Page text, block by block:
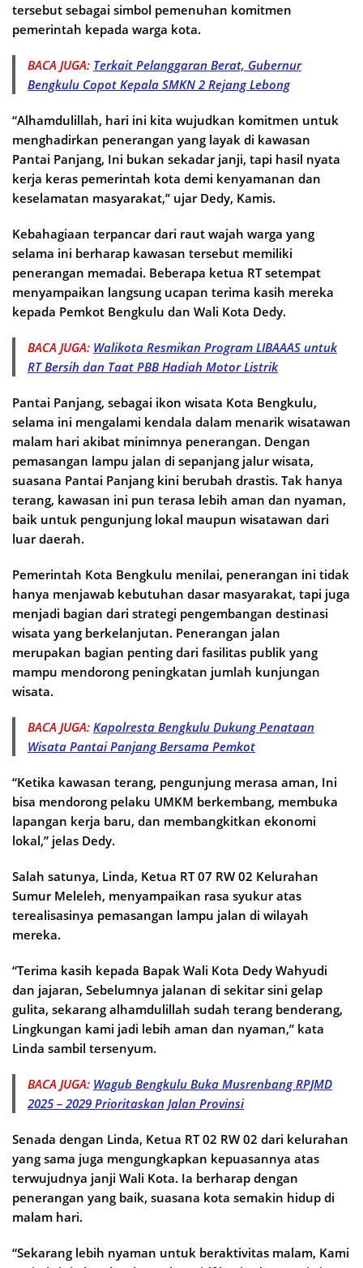
tersebut sebagai simbol pemenuhan komitmen
pemerintah kepada warga kota.
BACA JUGA: Terkait Pelanggaran Berat, Gubernur
Bengkulu Copot Kepala SMKN 2 Rejang Lebong
“Alhamdulillah, hari ini kita wujudkan komitmen untuk
menghadirkan penerangan yang layak di kawasan
Pantai Panjang, Ini bukan sekadar janji, tapi hasil nyata
kerja keras pemerintah kota demi kenyamanan dan
keselamatan masyarakat,” ujar Dedy, Kamis.
Kebahagiaan terpancar dari raut wajah warga yang
selama ini berharap kawasan tersebut memiliki
penerangan memadai. Beberapa ketua RT setempat
menyampaikan langsung ucapan terima kasih mereka
kepada Pemkot Bengkulu dan Wali Kota Dedy.
BACA JUGA: Walikota Resmikan Program LIBAAAS untuk
RT Bersih dan Taat PBB Hadiah Motor Listrik
Pantai Panjang, sebagai ikon wisata Kota Bengkulu,
selama ini mengalami kendala dalam menarik wisatawan
malam hari akibat minimnya penerangan. Dengan
pemasangan lampu jalan di sepanjang jalur wisata,
suasana Pantai Panjang kini berubah drastis. Tak hanya
terang, kawasan ini pun terasa lebih aman dan nyaman,
baik untuk pengunjung lokal maupun wisatawan dari
luar daerah.
Pemerintah Kota Bengkulu menilai, penerangan ini tidak
hanya menjawab kebutuhan dasar masyarakat, tapi juga
menjadi bagian dari strategi pengembangan destinasi
wisata yang berkelanjutan. Penerangan jalan
merupakan bagian penting dari fasilitas publik yang
mampu mendorong peningkatan jumlah kunjungan
wisata.
BACA JUGA: Kapolresta Bengkulu Dukung Penataan
Wisata Pantai Panjang Bersama Pemkot
“Ketika kawasan terang, pengunjung merasa aman, Ini
bisa mendorong pelaku UMKM berkembang, membuka
lapangan kerja baru, dan membangkitkan ekonomi
lokal,” jelas Dedy.
Salah satunya, Linda, Ketua RT 07 RW 02 Kelurahan
Sumur Meleleh, menyampaikan rasa syukur atas
terealisasinya pemasangan lampu jalan di wilayah
mereka.
“Terima kasih kepada Bapak Wali Kota Dedy Wahyudi
dan jajaran, Sebelumnya jalanan di sekitar sini gelap
gulita, sekarang alhamdulillah sudah terang benderang,
Lingkungan kami jadi lebih aman dan nyaman,” kata
Linda sambil tersenyum.
BACA JUGA: Wagub Bengkulu Buka Musrenbang RPJMD
2025 – 2029 Prioritaskan Jalan Provinsi
Senada dengan Linda, Ketua RT 02 RW 02 dari kelurahan
yang sama juga mengungkapkan kepuasannya atas
terwujudnya janji Wali Kota. Ia berharap dengan
penerangan yang baik, suasana kota semakin hidup di
malam hari.
“Sekarang lebih nyaman untuk beraktivitas malam, Kami